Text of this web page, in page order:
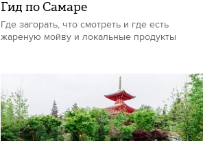
Гид по Самаре
Где загорать, что смотреть и где есть
жареную мойву и локальные продукты